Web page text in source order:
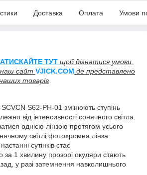
Доставка Оплата Умови
ТУТ щоб дізнатися умови.
сайт VJICK.COM де представлено
товарів
S62-PH-01 змінюють ступінь
від інтенсивності сонячного світла.
однією лінзою протягом усього
світлі фотохромна лінза
сутінків стає
за 1 хвилину прозорі окуляри стають
у разі затемнення навколишнього